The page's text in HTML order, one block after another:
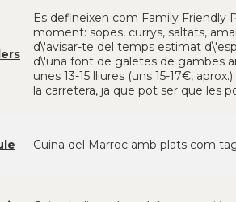
Es defineixen com Family Friendly
moment: sopes, currys, saltats,
d\'avisar-te del temps estimat
d\'una font de galetes de gambes
unes 13-15 lliures (uns 15-17€,
la carretera, ja que pot ser que les
Cuina del Marroc amb plats com